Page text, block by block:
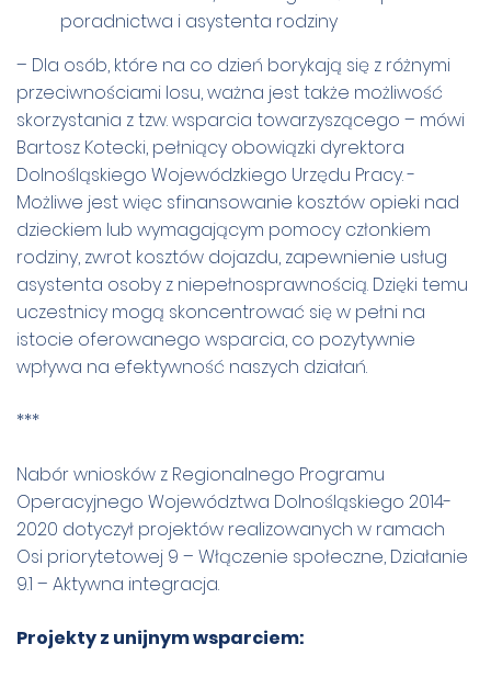
poradnictwa i asystenta rodziny
– Dla osób, które na co dzień borykają się z różnymi
przeciwnościami losu, ważna jest także możliwość
skorzystania z tzw. wsparcia towarzyszącego – mówi
Bartosz Kotecki, pełniący obowiązki dyrektora
Dolnośląskiego Wojewódzkiego Urzędu Pracy. -
Możliwe jest więc sfinansowanie kosztów opieki nad
dzieckiem lub wymagającym pomocy członkiem
rodziny, zwrot kosztów dojazdu, zapewnienie usług
asystenta osoby z niepełnosprawnością. Dzięki temu
uczestnicy mogą skoncentrować się w pełni na
istocie oferowanego wsparcia, co pozytywnie
wpływa na efektywność naszych działań.
***
Nabór wniosków z Regionalnego Programu
Operacyjnego Województwa Dolnośląskiego 2014-
2020 dotyczył projektów realizowanych w ramach
Osi priorytetowej 9 – Włączenie społeczne, Działanie
9.1 – Aktywna integracja.
Projekty z unijnym wsparciem: